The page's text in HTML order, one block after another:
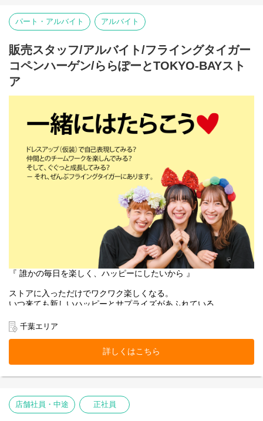
ららぽーとTOKYO-BAYストアで、私たちのチームの一員になりま
せんか。
■お店の雰囲気はブログでご覧いただけます！
https://blog.jp.flyingtiger.com/brand/flying-tiger-
copenhagen/shop/lalaporttokyobay
パート・アルバイト アルバイト
販売スタッフ/アルバイト/フライングタイガー
コペンハーゲン/ららぽーとTOKYO-BAYスト
ア
『 誰かの毎日を楽しく、ハッピーにしたいから 』
ストアに入っただけでワクワク楽しくなる。
いつ来ても新しいハッピーとサプライズがあふれている。
働くスタッフ自身がブランドのファンで、商品を愛しているか
ら。
そして売り場づくりを伸び伸び楽しめるカルチャーがあるから。
お客様だけでなく、スタッフも自然に笑顔になれるのが
Flying Tiger Copenhagenという場所です。
ららぽーとTOKYO-BAYストアで、私たちのチームの一員になりま
せんか。
千葉エリア
詳しくはこちら
店舗社員・中途 正社員